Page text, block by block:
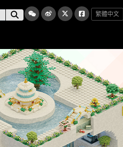
繁體中文